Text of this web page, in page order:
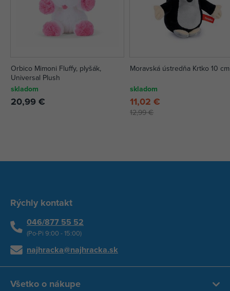
Orbico Mimoni Fluffy, plyšák,
Universal Plush
skladom
20,99 €
Moravská ústredňa Krtko 10 cm
skladom
12,99 €
11,02 €
Rýchly kontakt
046/877 55 52
(Po-Pi 9:00 - 15:00)
najhracka@najhracka.sk
Všetko o nákupe